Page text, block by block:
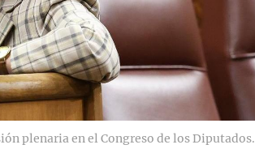
plenaria en el Congreso de los Diputados.